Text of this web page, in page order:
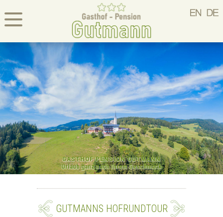
GASTHOF PENSION GUTMANN
Urlaub ganz nach Ihrem Geschmack
GUTMANNS HOFRUNDTOUR